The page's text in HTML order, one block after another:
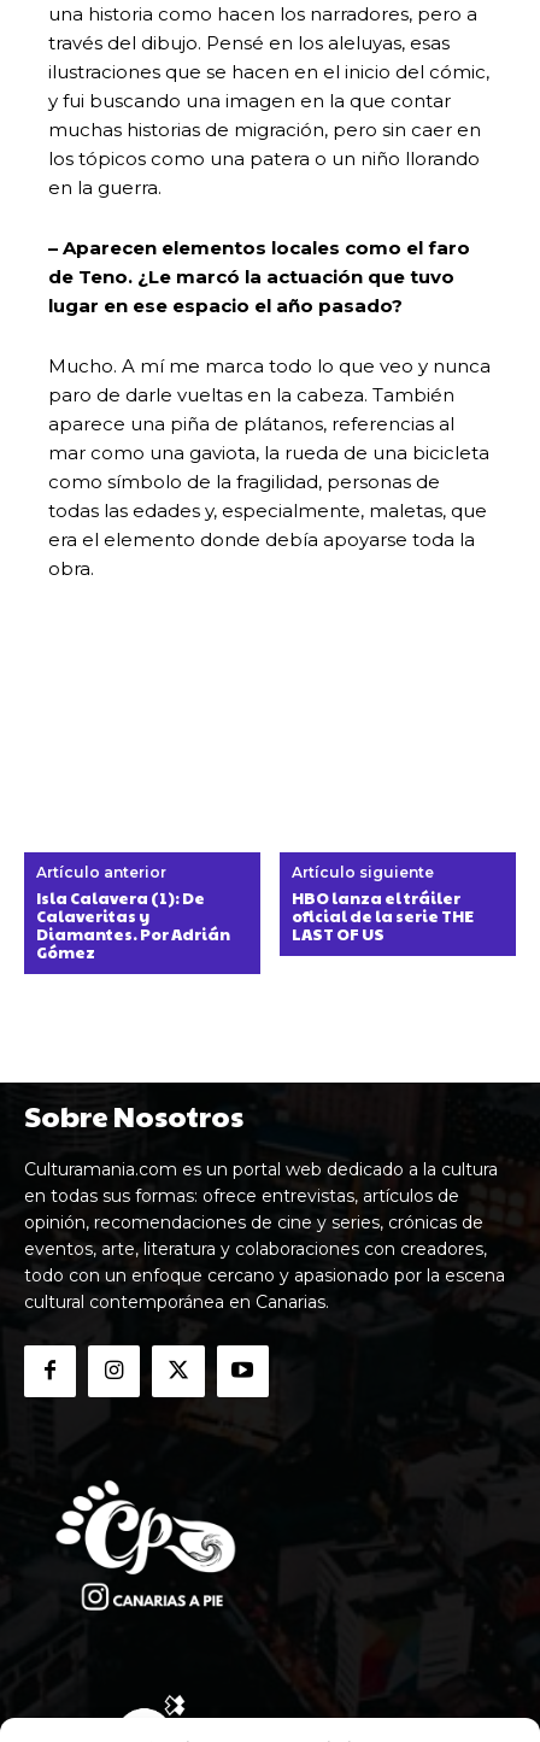
una historia como hacen los narradores, pero a
través del dibujo. Pensé en los aleluyas, esas
ilustraciones que se hacen en el inicio del cómic,
y fui buscando una imagen en la que contar
muchas historias de migración, pero sin caer en
los tópicos como una patera o un niño llorando
en la guerra.
– Aparecen elementos locales como el faro
de Teno. ¿Le marcó la actuación que tuvo
lugar en ese espacio el año pasado?
Mucho. A mí me marca todo lo que veo y nunca
paro de darle vueltas en la cabeza. También
aparece una piña de plátanos, referencias al
mar como una gaviota, la rueda de una bicicleta
como símbolo de la fragilidad, personas de
todas las edades y, especialmente, maletas, que
era el elemento donde debía apoyarse toda la
obra.
Artículo anterior
Isla Calavera (1): De
Calaveritas y
Diamantes. Por Adrián
Gómez
Artículo siguiente
HBO lanza el tráiler
oficial de la serie THE
LAST OF US
Sobre Nosotros
Culturamania.com es un portal web dedicado a la cultura
en todas sus formas: ofrece entrevistas, artículos de
opinión, recomendaciones de cine y series, crónicas de
eventos, arte, literatura y colaboraciones con creadores,
todo con un enfoque cercano y apasionado por la escena
cultural contemporánea en Canarias.